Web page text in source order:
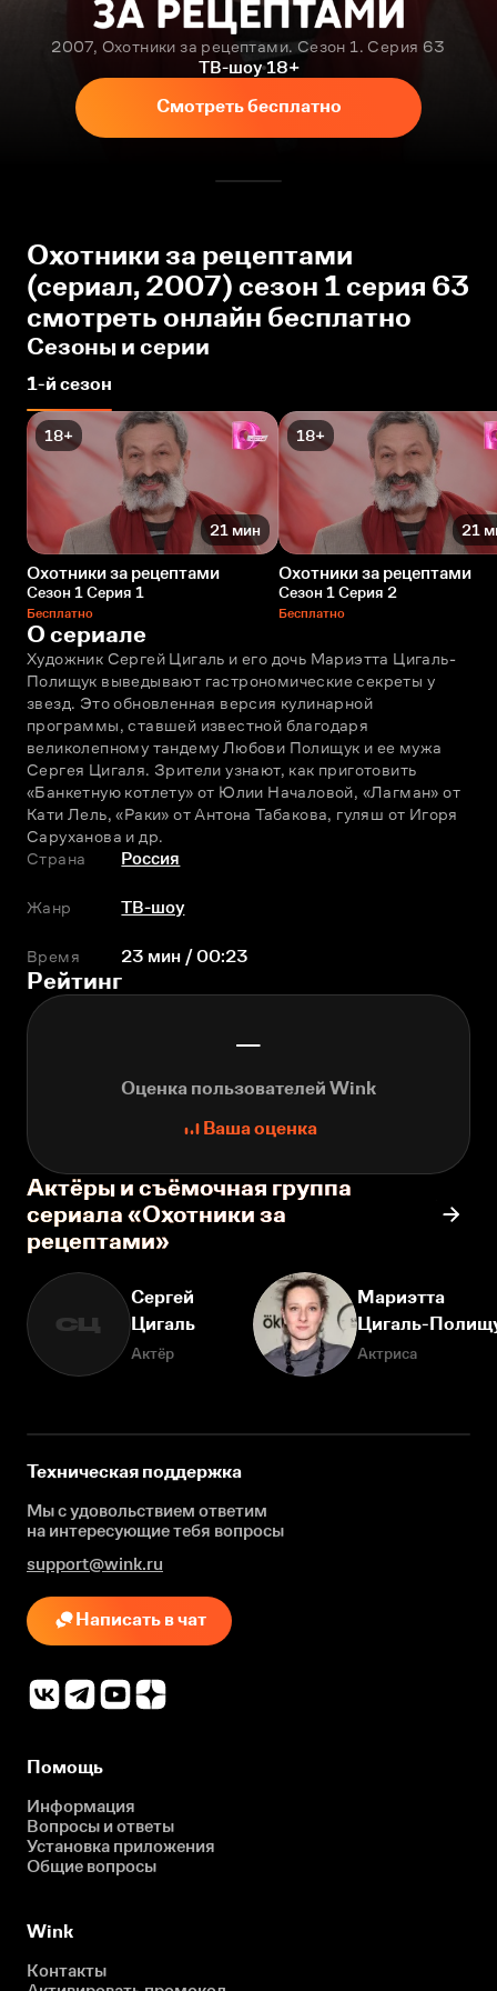
2007, Охотники за рецептами. Сезон 1. Серия 63
ТВ-шоу 18+
Смотреть бесплатно
Охотники за рецептами
(сериал, 2007) сезон 1 серия 63
смотреть онлайн бесплатно
Сезоны и серии
1-й сезон
18+
21 мин
Охотники за рецептами
Сезон 1 Серия 1
Бесплатно
18+
21
Охотники за рецептами
Сезон 1 Серия 2
Бесплатно
О сериале
Художник Сергей Цигаль и его дочь Мариэтта Цигаль-
Полищук выведывают гастрономические секреты у
звезд. Это обновленная версия кулинарной
программы, ставшей известной благодаря
великолепному тандему Любови Полищук и ее мужа
Сергея Цигаля. Зрители узнают, как приготовить
«Банкетную котлету» от Юлии Началовой, «Лагман» от
Кати Лель, «Раки» от Антона Табакова, гуляш от Игоря
Саруханова и др.
Страна
Россия
Жанр ТВ-шоу
Время 23 мин / 00:23
Рейтинг
—
Оценка пользователей Wink
Ваша оценка
Актёры и съёмочная группа
сериала «Охотники за
рецептами»
СЦ
Сергей
Цигаль
Актёр
Мариэтта
Цигаль-
Актриса
Техническая поддержка
Мы с удовольствием ответим
на интересующиетебя вопросы
support@wink.ru
Написать в чат
Помощь
Информация
Вопросы и ответы
Установка приложения
Общие вопросы
Wink
Контакты